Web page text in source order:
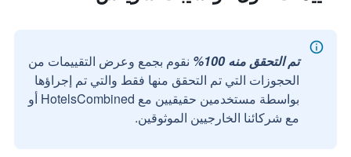
تم التحقق منه 100%
نقوم بجمع وعرض التقييمات من
الحجوزات التي تم التحقق منها فقط والتي تم إجراؤها
بواسطة مستخدمين حقيقيين مع HotelsCombined أو
مع شركائنا الخارجيين الموثوقين.